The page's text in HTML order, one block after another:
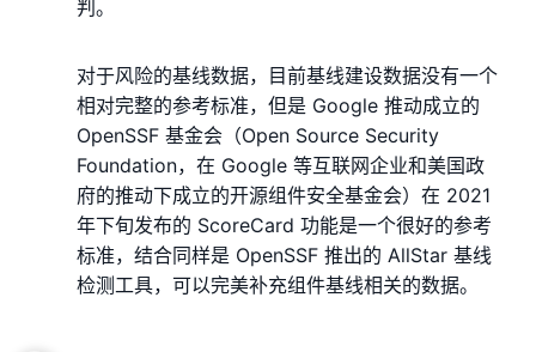
判。
对于⻛险的基线数据，目前基线建设数据没有一个
相对完整的参考标准，但是 Google 推动成立的
OpenSSF 基金会（Open Source Security
Foundation，在 Google 等互联网企业和美国政
府的推动下成立的开源组件安全基金会）在 2021
年下旬发布的 ScoreCard 功能是一个很好的参考
标准，结合同样是 OpenSSF 推出的 AllStar 基线
检测工具，可以完美补充组件基线相关的数据。